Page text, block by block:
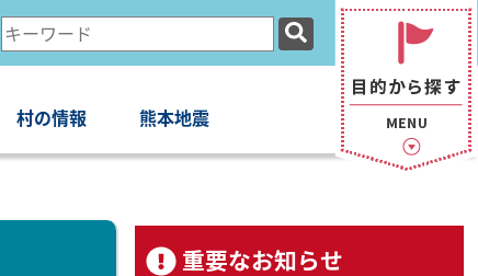
検
索
ー
ー
村の情報 熊本地震
重要なお知らせ